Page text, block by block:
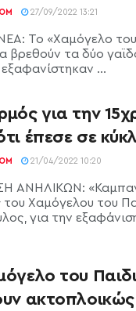
27/09/2022 13:21
Το «Χαμόγελο
βρεθούν τα δύο
...
για την
έπεσε σε
21/04/2022 10:20
ΑΝΗΛΙΚΩΝ:
Χαμόγελου του
για την
του
ακτοπλοικώς